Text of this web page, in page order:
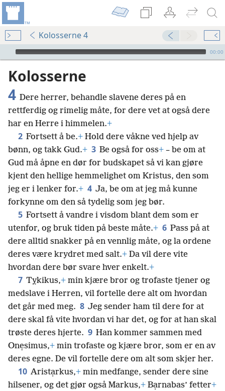
Kolosserne 4
Audio Player
00:00
Kolosserne
4 Dere herrer, behandle slavene deres på en
rettferdig og rimelig måte, for dere vet at også dere
har en Herre i himmelen.+
2 Fortsett å be.+ Hold dere våkne ved hjelp av
bønn, og takk Gud.+ 3 Be også for oss+ – be om at
Gud må åpne en dør for budskapet så vi kan gjøre
kjent den hellige hemmelighet om Kristus, den som
jeg er i lenker for.+ 4 Ja, be om at jeg må kunne
forkynne om den så tydelig som jeg bør.
5 Fortsett å vandre i visdom blant dem som er
utenfor, og bruk tiden på beste måte.+ 6 Pass på at
dere alltid snakker på en vennlig måte, og la ordene
deres være krydret med salt.+ Da vil dere vite
hvordan dere bør svare hver enkelt.+
7 Tỵkikus,+ min kjære bror og trofaste tjener og
medslave i Herren, vil fortelle dere alt om hvordan
det går med meg. 8 Jeg sender ham til dere for at
dere skal få vite hvordan vi har det, og for at han skal
trøste deres hjerte. 9 Han kommer sammen med
Onẹsimus,+ min trofaste og kjære bror, som er en av
deres egne. De vil fortelle dere om alt som skjer her.
10 Aristạrkus,+ min medfange, sender dere sine
hilsener, og det gjør også Markus,+ Bạrnabas’ fetter+